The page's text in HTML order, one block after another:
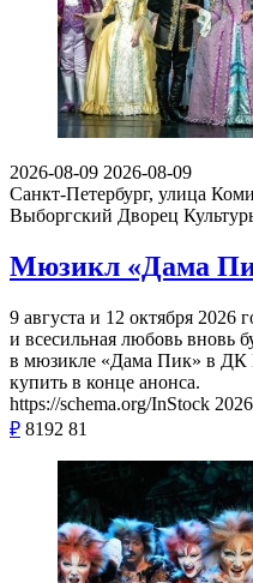
2026-08-09 2026-08-09
Санкт-Петербург, улица
Выборгский Дворец
Мюзикл «Дама
9 августа и 12 октября 2026
и всесильная любовь вновь
в мюзикле «Дама Пик» в
купить в конце анонса.
https://schema.org/InStock
₽ 8192 81